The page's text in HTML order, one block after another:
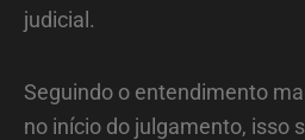
judicial.
Seguindo o entendimento
no início do julgamento, isso